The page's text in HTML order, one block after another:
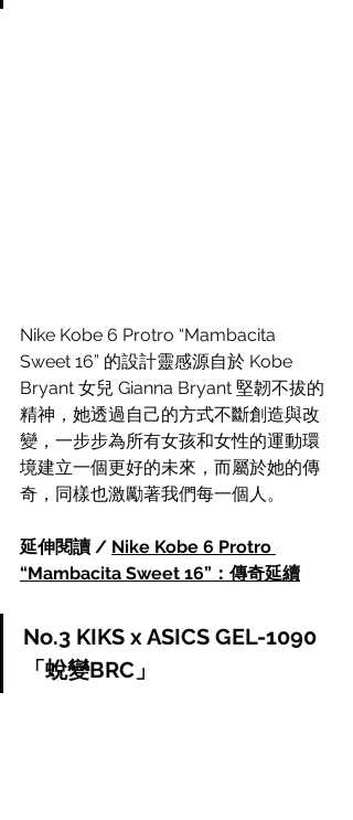
Nike Kobe 6 Protro “Mambacita
Sweet 16” 的設計靈感源自於 Kobe
Bryant 女兒 Gianna Bryant 堅韌不拔的
精神，她透過自己的方式不斷創造與改
變，一步步為所有女孩和女性的運動環
境建立一個更好的未來，而屬於她的傳
奇，同樣也激勵著我們每一個人。
延伸閱讀 / Nike Kobe 6 Protro
“Mambacita Sweet 16”：傳奇延續
No.3 KIKS x ASICS GEL-1090
「蛻變BRC」